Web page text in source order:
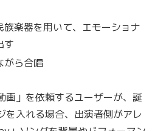
族楽器を用いて、エモーショナ
す
がら合唱
画」を依頼するユーザーが、誕
を入れる場合、出演者側がアレ